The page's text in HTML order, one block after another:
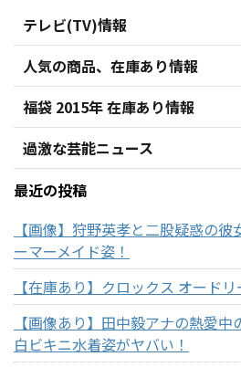
テレビ(TV)情報
人気の商品、在庫あり情報
福袋 2015年 在庫あり情報
過激な芸能ニュース
最近の投稿
【画像】狩野英孝と二股疑惑の
ーマーメイド姿！
【在庫あり】クロックス オード
【画像あり】田中毅アナの熱愛
白ビキニ水着姿がヤバい！